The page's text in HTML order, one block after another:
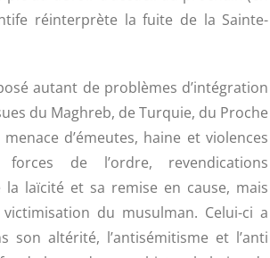
réinterprète la fuite de la Sainte-
autant de problèmes d’intégration
du Maghreb, de Turquie, du Proche
d’émeutes, haine et violences
de l’ordre, revendications
laïcité et sa remise en cause, mais
du musulman. Celui-ci a
altérité, l’antisémitisme et l’anti